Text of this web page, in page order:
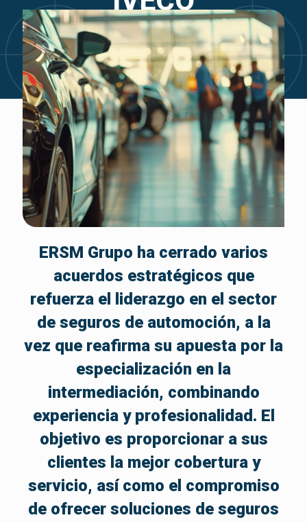
ERSM Grupo ha cerrado varios
acuerdos estratégicos que
refuerza el liderazgo en el sector
de seguros de automoción, a la
vez que reafirma su apuesta por la
especialización en la
intermediación, combinando
experiencia y profesionalidad. El
objetivo es proporcionar a sus
clientes la mejor cobertura y
servicio, así como el compromiso
de ofrecer soluciones de seguros